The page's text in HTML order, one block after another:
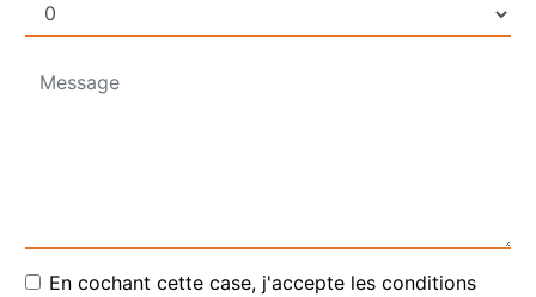
En cochant cette case, j'accepte les conditions